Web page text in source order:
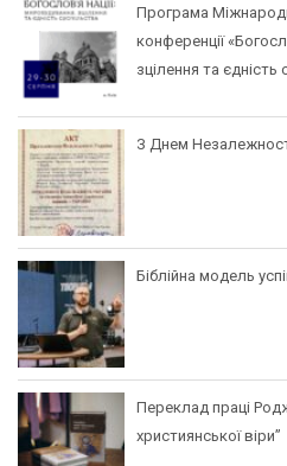
Програма
конференції
зцілення та єдність
З Днем
Біблійна модель
Переклад праці
християнської віри”